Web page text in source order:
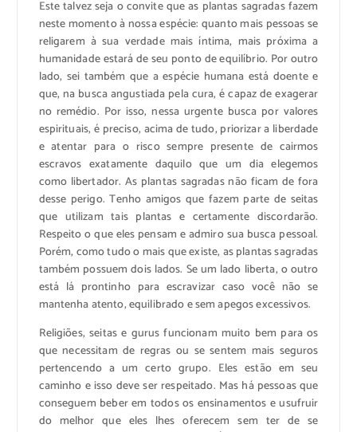
Este talvez seja o convite que as plantas sagradas fazem
neste momento à nossa espécie: quanto mais pessoas se
religarem à sua verdade mais íntima, mais próxima a
humanidade estará de seu ponto de equilíbrio. Por outro
lado, sei também que a espécie humana está doente e
que, na busca angustiada pela cura, é capaz de exagerar
no remédio. Por isso, nessa urgente busca por valores
espirituais, é preciso, acima de tudo, priorizar a liberdade
e atentar para o risco sempre presente de cairmos
escravos exatamente daquilo que um dia elegemos
como libertador. As plantas sagradas não ficam de fora
desse perigo. Tenho amigos que fazem parte de seitas
que utilizam tais plantas e certamente discordarão.
Respeito o que eles pensam e admiro sua busca pessoal.
Porém, como tudo o mais que existe, as plantas sagradas
também possuem dois lados. Se um lado liberta, o outro
está lá prontinho para escravizar caso você não se
mantenha atento, equilibrado e sem apegos excessivos.
Religiões, seitas e gurus funcionam muito bem para os
que necessitam de regras ou se sentem mais seguros
pertencendo a um certo grupo. Eles estão em seu
caminho e isso deve ser respeitado. Mas há pessoas que
conseguem beber em todos os ensinamentos e usufruir
do melhor que eles lhes oferecem sem ter de se